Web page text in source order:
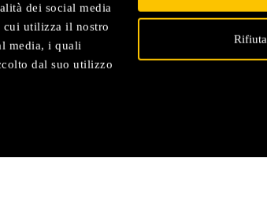
dei social media
utilizza il nostro
media, i quali
dal suo utilizzo
Rifiuta